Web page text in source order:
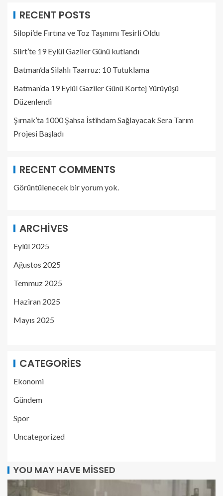
RECENT POSTS
Silopi’de Fırtına ve Toz Taşınımı Tesirli Oldu
Siirt’te 19 Eylül Gaziler Günü kutlandı
Batman’da Silahlı Taarruz: 10 Tutuklama
Batman’da 19 Eylül Gaziler Günü Kortej Yürüyüşü
Düzenlendi
Şırnak’ta 1000 Şahsa İstihdam Sağlayacak Sera Tarım
Projesi Başladı
RECENT COMMENTS
Görüntülenecek bir yorum yok.
ARCHIVES
Eylül 2025
Ağustos 2025
Temmuz 2025
Haziran 2025
Mayıs 2025
CATEGORIES
Ekonomi
Gündem
Spor
Uncategorized
YOU MAY HAVE MISSED